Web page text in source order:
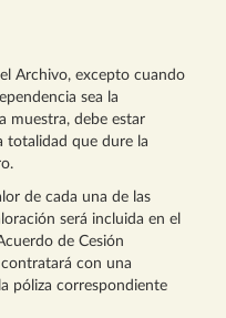
Archivo, excepto cuando
sea la
muestra, debe estar
totalidad que dure la
de cada una de las
será incluida en el
de Cesión
contratará con una
póliza correspondiente